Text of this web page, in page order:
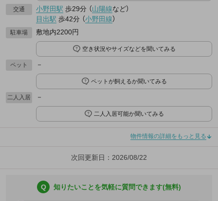
交通 小野田駅 歩29分 （山陽線など）
目出駅 歩42分 （小野田線）
駐車場 敷地内2200円
空き状況やサイズなどを聞いてみる
ペット －
ペットが飼えるか聞いてみる
二人入居 －
二人入居可能か聞いてみる
物件情報の詳細をもっと見る
次回更新日：2026/08/22
Q 知りたいことを気軽に質問できます(無料)